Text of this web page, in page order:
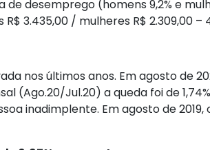
desemprego (homens 9,2% e
3.435,00 / mulheres R$ 2.309,00 –
nos últimos anos. Em agosto de
(Ago.20/Jul.20) a queda foi de
inadimplente. Em agosto de